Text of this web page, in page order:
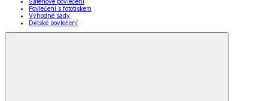
Povlečení s fototiskem
Výhodné sady
Dětské povlečení